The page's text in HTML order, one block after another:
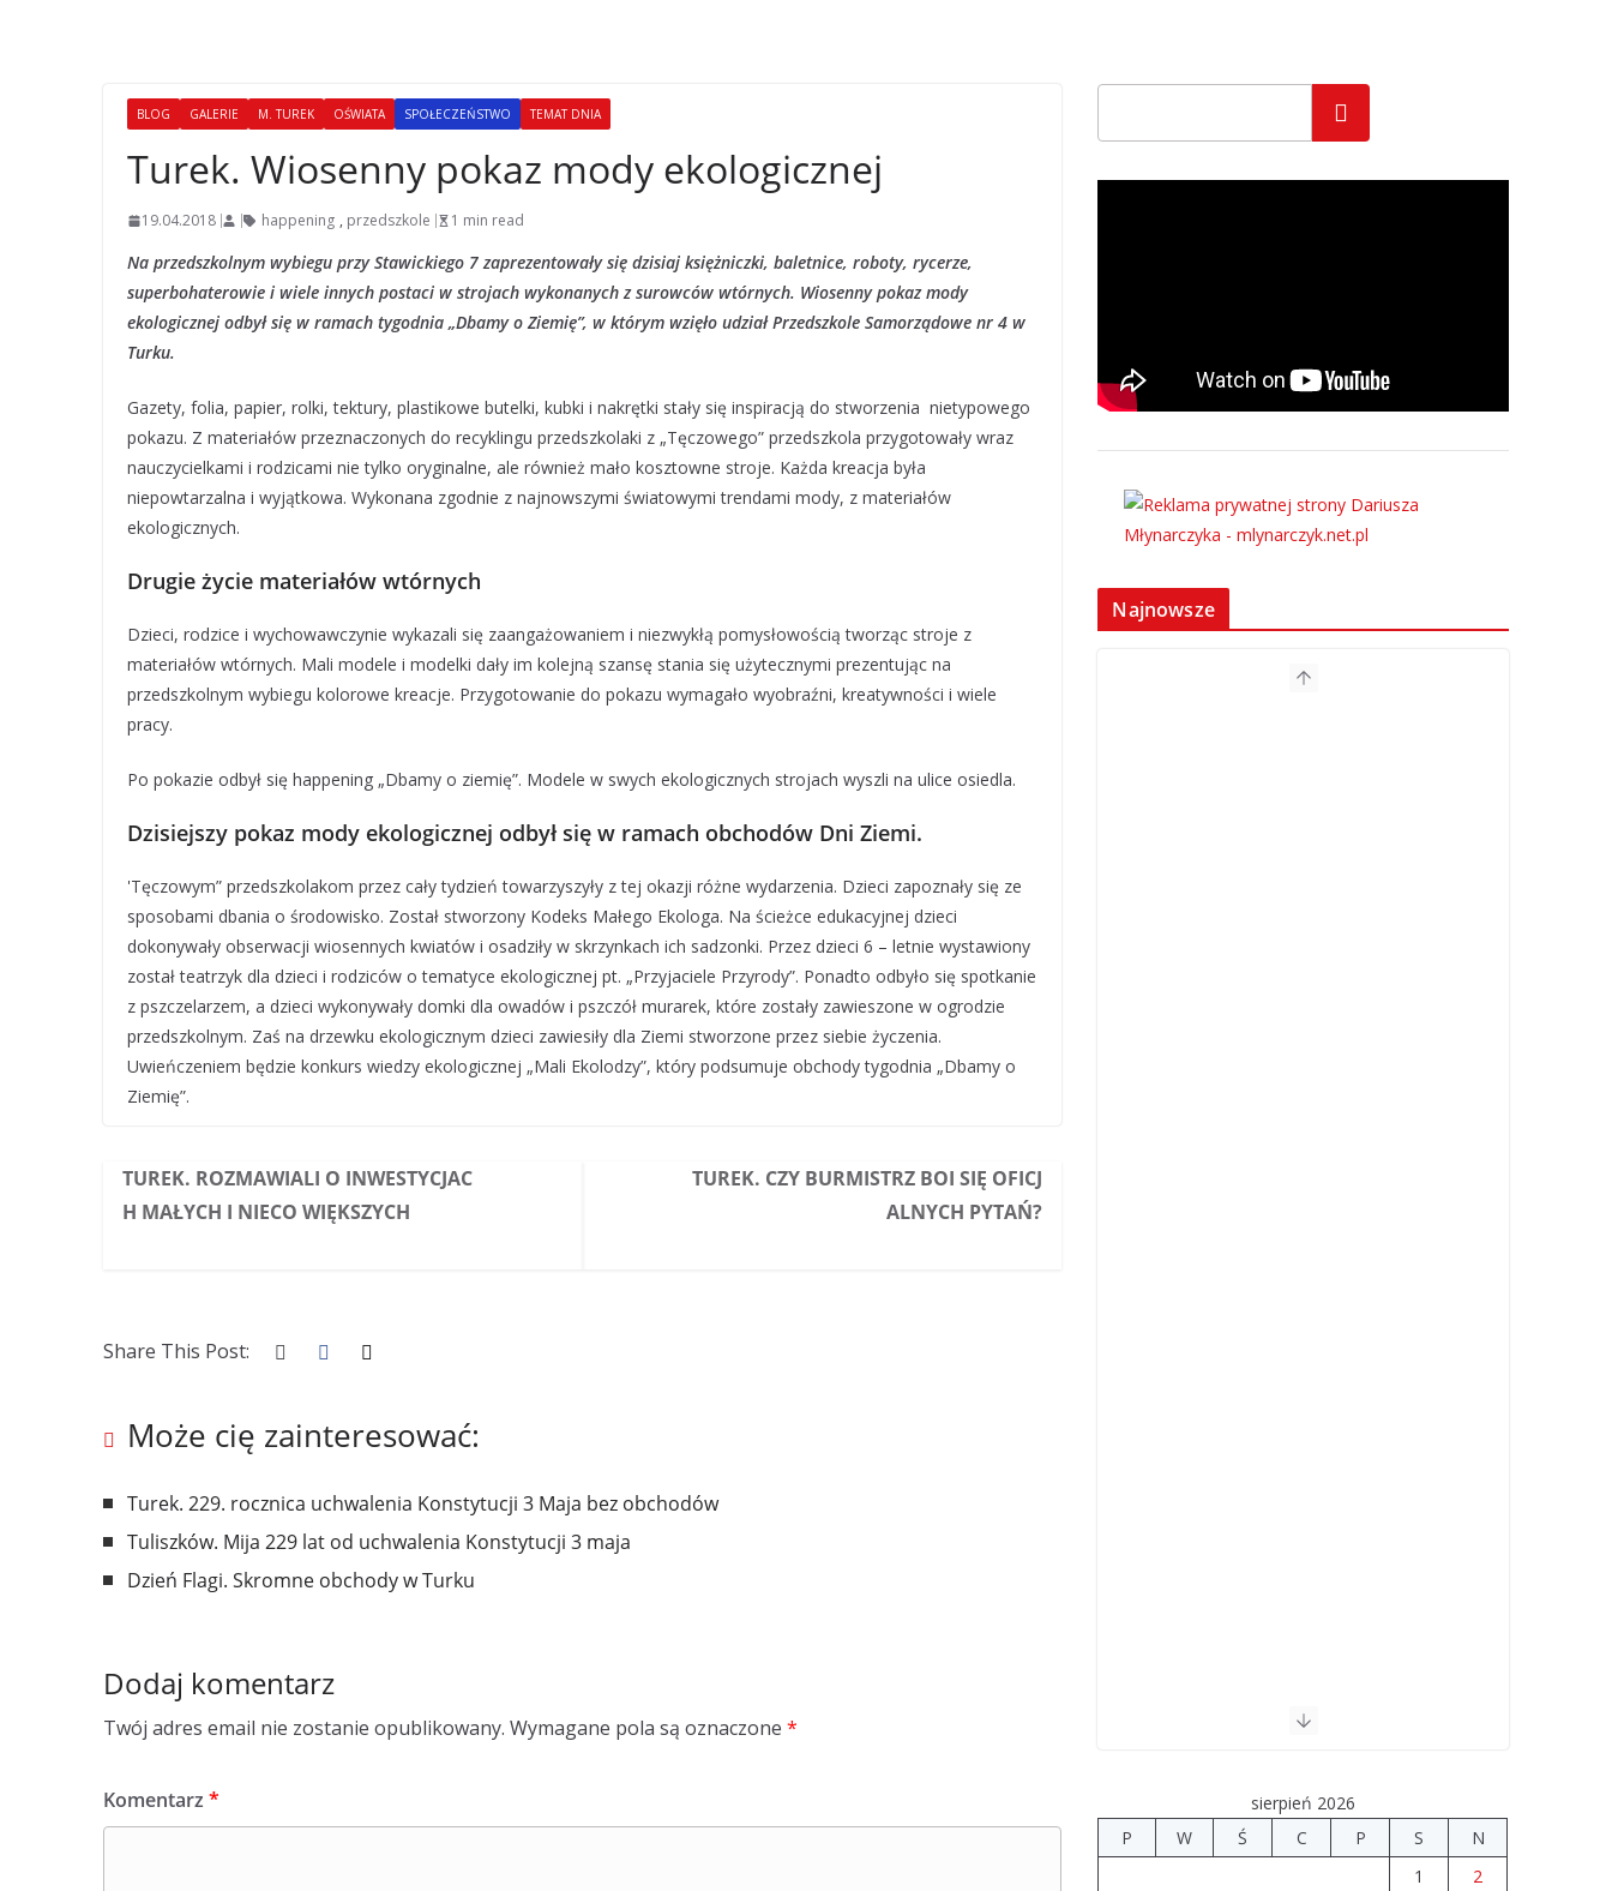
BLOG GALERIE M. TUREK OŚWIATA SPOŁECZEŃSTWO TEMAT DNIA
Turek. Wiosenny pokaz mody ekologicznej
19.04.2018 happening , przedszkole 1 min read
Na przedszkolnym wybiegu przy Stawickiego 7 zaprezentowały się dzisiaj księżniczki, baletnice, roboty, rycerze,
superbohaterowie i wiele innych postaci w strojach wykonanych z surowców wtórnych. Wiosenny pokaz mody
ekologicznej odbył się w ramach tygodnia „Dbamy o Ziemię”, w którym wzięło udział Przedszkole Samorządowe nr 4 w
Turku.
Gazety, folia, papier, rolki, tektury, plastikowe butelki, kubki i nakrętki stały się inspiracją do stworzenia nietypowego
pokazu. Z materiałów przeznaczonych do recyklingu przedszkolaki z „Tęczowego” przedszkola przygotowały wraz
nauczycielkami i rodzicami nie tylko oryginalne, ale również mało kosztowne stroje. Każda kreacja była
niepowtarzalna i wyjątkowa. Wykonana zgodnie z najnowszymi światowymi trendami mody, z materiałów
ekologicznych.
Drugie życie materiałów wtórnych
Dzieci, rodzice i wychowawczynie wykazali się zaangażowaniem i niezwykłą pomysłowością tworząc stroje z
materiałów wtórnych. Mali modele i modelki dały im kolejną szansę stania się użytecznymi prezentując na
przedszkolnym wybiegu kolorowe kreacje. Przygotowanie do pokazu wymagało wyobraźni, kreatywności i wiele
pracy.
Po pokazie odbył się happening „Dbamy o ziemię”. Modele w swych ekologicznych strojach wyszli na ulice osiedla.
Dzisiejszy pokaz mody ekologicznej odbył się w ramach obchodów Dni Ziemi.
'Tęczowym” przedszkolakom przez cały tydzień towarzyszyły z tej okazji różne wydarzenia. Dzieci zapoznały się ze
sposobami dbania o środowisko. Został stworzony Kodeks Małego Ekologa. Na ścieżce edukacyjnej dzieci
dokonywały obserwacji wiosennych kwiatów i osadziły w skrzynkach ich sadzonki. Przez dzieci 6 – letnie wystawiony
został teatrzyk dla dzieci i rodziców o tematyce ekologicznej pt. „Przyjaciele Przyrody”. Ponadto odbyło się spotkanie
z pszczelarzem, a dzieci wykonywały domki dla owadów i pszczół murarek, które zostały zawieszone w ogrodzie
przedszkolnym. Zaś na drzewku ekologicznym dzieci zawiesiły dla Ziemi stworzone przez siebie życzenia.
Uwieńczeniem będzie konkurs wiedzy ekologicznej „Mali Ekolodzy”, który podsumuje obchody tygodnia „Dbamy o
Ziemię”.
TUREK. ROZMAWIALI O INWESTYCJAC
H MAŁYCH I NIECO WIĘKSZYCH
TUREK. CZY BURMISTRZ BOI SIĘ OFICJ
ALNYCH PYTAŃ?
Share This Post:
Może cię zainteresować:
Turek. 229. rocznica uchwalenia Konstytucji 3 Maja bez obchodów
Tuliszków. Mija 229 lat od uchwalenia Konstytucji 3 maja
Dzień Flagi. Skromne obchody w Turku
Dodaj komentarz
Twój adres email nie zostanie opublikowany. Wymagane pola są oznaczone *
Komentarz *
Szukaj
Najnowsze
sierpień 2026
P
W Ś C P S
N
1
2